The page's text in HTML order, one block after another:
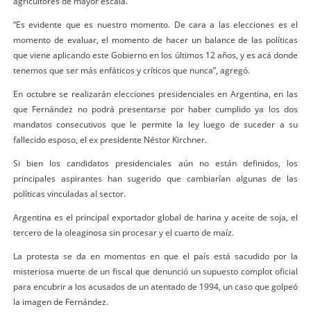
“Es evidente que es nuestro momento. De cara a las elecciones es el
momento de evaluar, el momento de hacer un balance de las políticas
que viene aplicando este Gobierno en los últimos 12 años, y es acá donde
tenemos que ser más enfáticos y críticos que nunca”, agregó.
En octubre se realizarán elecciones presidenciales en Argentina, en las
que Fernández no podrá presentarse por haber cumplido ya los dos
mandatos consecutivos que le permite la ley luego de suceder a su
fallecido esposo, el ex presidente Néstor Kirchner.
Si bien los candidatos presidenciales aún no están definidos, los
principales aspirantes han sugerido que cambiarían algunas de las
políticas vinculadas al sector.
Argentina es el principal exportador global de harina y aceite de soja, el
tercero de la oleaginosa sin procesar y el cuarto de maíz.
La protesta se da en momentos en que el país está sacudido por la
misteriosa muerte de un fiscal que denunció un supuesto complot oficial
para encubrir a los acusados de un atentado de 1994, un caso que golpeó
la imagen de Fernández.